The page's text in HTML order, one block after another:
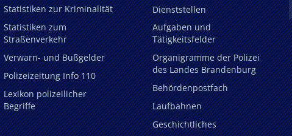
Statistiken zur Kriminalität
Statistiken zum
Straßenverkehr
Verwarn- und Bußgelder
Polizeizeitung Info 110
Lexikon polizeilicher
Begriffe
Dienststellen
Aufgaben und
Tätigkeitsfelder
Organigramme der Polizei
des Landes Brandenburg
Behördenpostfach
Laufbahnen
Geschichtliches